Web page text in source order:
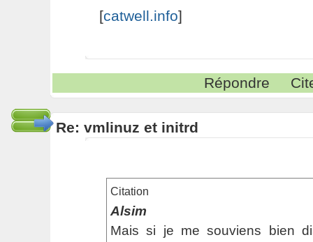
[catwell.info]
Répondre
Re: vmlinuz et initrd
Citation
Alsim
Mais si je me souviens bien